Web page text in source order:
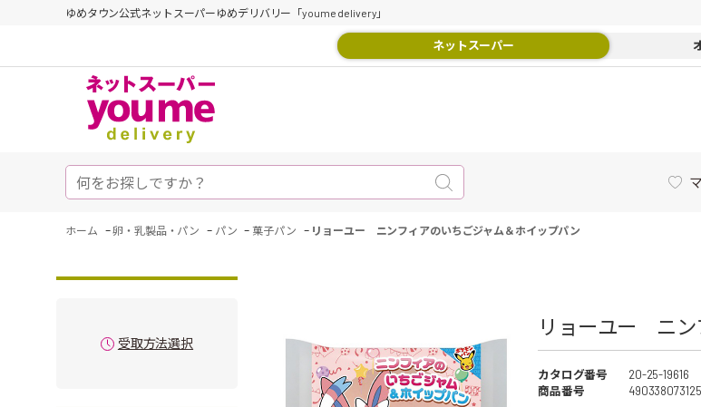
ゆめタウン公式ネットスーパーゆめデリバリー「youme delivery」
ネットスーパー
ホーム -卵・乳製品・パン - パン -菓子パン - リョーユー ニンフィアのいちごジャム＆ホイップパン
受取方法選択
リョーユー ニン
カタログ番号
20-25-19616
商品番号